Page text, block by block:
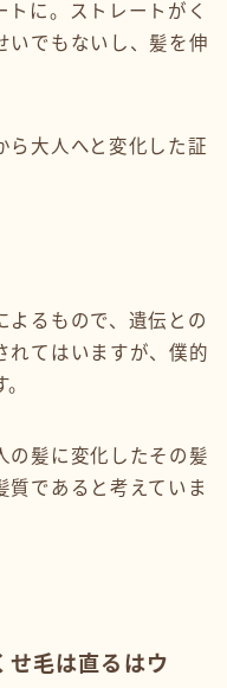
に。ストレートがく
いでもないし、髪を伸
ら大人へと変化した証
よるもので、遺伝との
れてはいますが、僕的
の髪に変化したその髪
質であると考えていま
せ毛は直るはウ